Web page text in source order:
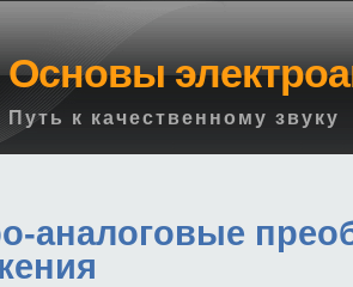
Основы
Путь к качественному звуку
аналоговые